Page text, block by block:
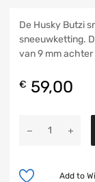
De Husky Butzi
sneeuwketting.
van 9 mm achter
€ 59,00
Add to